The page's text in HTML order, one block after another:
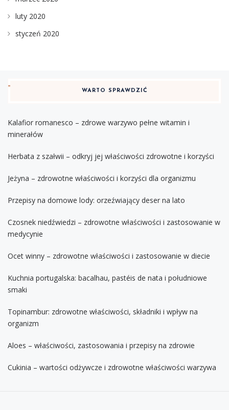
luty 2020
styczeń 2020
WARTO SPRAWDZIĆ
Kalafior romanesco – zdrowe warzywo pełne witamin i
minerałów
Herbata z szałwii – odkryj jej właściwości zdrowotne i korzyści
Jeżyna – zdrowotne właściwości i korzyści dla organizmu
Przepisy na domowe lody: orzeźwiający deser na lato
Czosnek niedźwiedzi – zdrowotne właściwości i zastosowanie w
medycynie
Ocet winny – zdrowotne właściwości i zastosowanie w diecie
Kuchnia portugalska: bacalhau, pastéis de nata i południowe
smaki
Topinambur: zdrowotne właściwości, składniki i wpływ na
organizm
Aloes – właściwości, zastosowania i przepisy na zdrowie
Cukinia – wartości odżywcze i zdrowotne właściwości warzywa